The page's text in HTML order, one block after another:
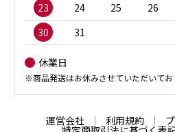
23
24 25 26
30
31
休業日
※商品発送はお休みさせていただいてお
運営会社 利用規約